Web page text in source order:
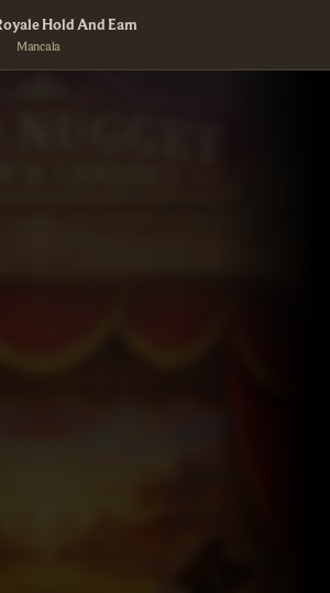
Hold And Earn
Mancala